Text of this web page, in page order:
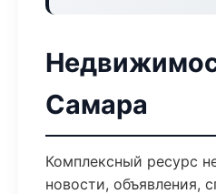
Самара
Комплексный ресурс
новости, объявления,